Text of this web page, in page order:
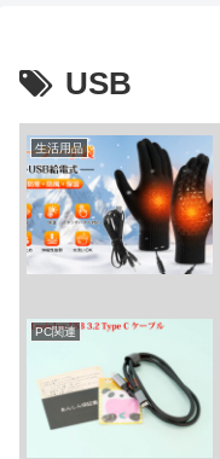
USB
生活用品
PC関連